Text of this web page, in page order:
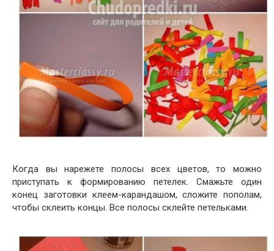
Когда вы нарежете полосы всех цветов, то можно
приступать к формированию петелек. Смажьте один
конец заготовки клеем-карандашом, сложите пополам,
чтобы склеить концы. Все полосы склейте петельками.